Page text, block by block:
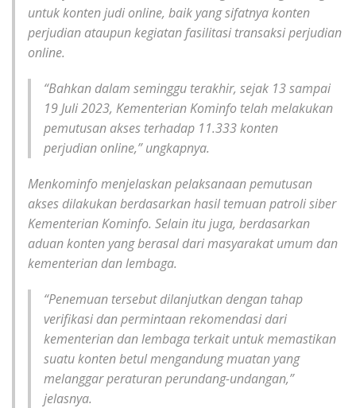
untuk konten judi online, baik yang sifatnya konten
perjudian ataupun kegiatan fasilitasi transaksi perjudian
online.
“Bahkan dalam seminggu terakhir, sejak 13 sampai
19 Juli 2023, Kementerian Kominfo telah melakukan
pemutusan akses terhadap 11.333 konten
perjudian online,”ungkapnya.
Menkominfo menjelaskan pelaksanaan pemutusan
akses dilakukan berdasarkan hasil temuan patroli siber
Kementerian Kominfo. Selain itu juga, berdasarkan
aduan konten yang berasal dari masyarakat umum dan
kementerian dan lembaga.
“Penemuan tersebut dilanjutkan dengan tahap
verifikasi dan permintaan rekomendasi dari
kementerian dan lembaga terkait untuk memastikan
suatu konten betul mengandung muatan yang
melanggar peraturan perundang-undangan,”
jelasnya.